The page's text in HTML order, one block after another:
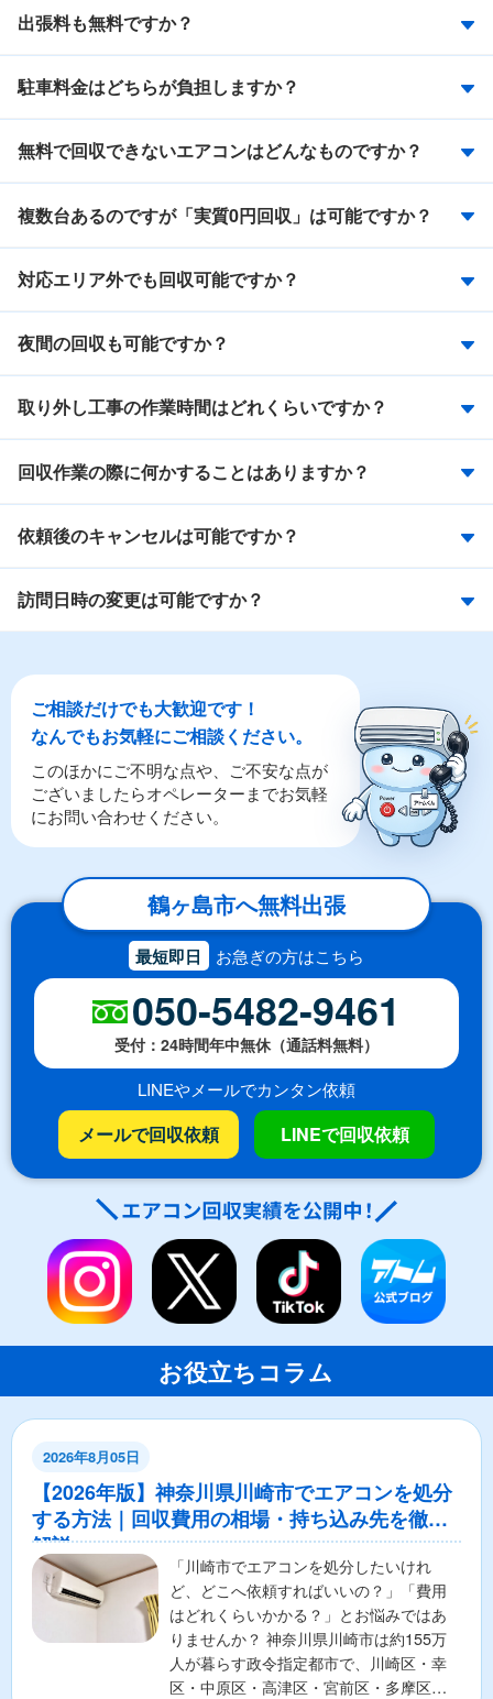
出張料も無料ですか？
駐車料金はどちらが負担しますか？
無料で回収できないエアコンはどんなものですか？
複数台あるのですが「実質0円回収」は可能ですか？
対応エリア外でも回収可能ですか？
夜間の回収も可能ですか？
取り外し工事の作業時間はどれくらいですか？
回収作業の際に何かすることはありますか？
依頼後のキャンセルは可能ですか？
訪問日時の変更は可能ですか？
ご相談だけでも大歓迎です！
なんでもお気軽にご相談ください。
このほかにご不明な点や、ご不安な点が
ございましたらオペレーターまでお気軽
にお問い合わせください。
鶴ヶ島市へ無料出張
最短即日 お急ぎの方はこちら
050-5482-9461
受付：24時間年中無休（通話料無料）
LINEやメールでカンタン依頼
メールで回収依頼 LINEで回収依頼
お役立ちコラム
2026年8月05日
【2026年版】神奈川県川崎市でエアコンを処分
する方法｜回収費用の相場・持ち込み先を徹底
解説
「川崎市でエアコンを処分したいけれ
ど、どこへ依頼すればいいの？」「費用
はどれくらいかかる？」とお悩みではあ
りませんか？ 神奈川県川崎市は約155万
人が暮らす政令指定都市で、川崎区・幸
区・中原区・高津区・宮前区・多摩区・